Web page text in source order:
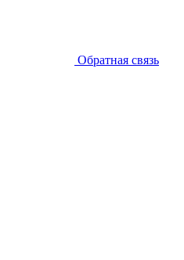
Обратная связь